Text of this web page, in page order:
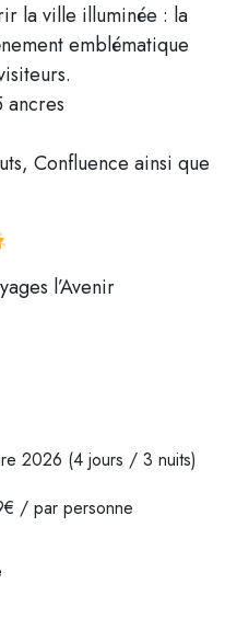
la ville illuminée : la
emblématique
ancres
Confluence ainsi que
l’Avenir
2026 (4 jours / 3 nuits)
/ par personne